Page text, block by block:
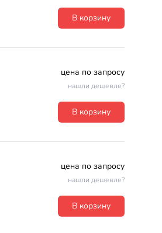
В корзину
цена по запросу
нашли дешевле?
В корзину
цена по запросу
нашли дешевле?
В корзину